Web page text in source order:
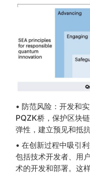
• 防范风险：开发和
PQZK桥，保护区块
弹性，建立预见和抵
• 在创新过程中吸引
包括技术开发者、用
术的开发和部署。这